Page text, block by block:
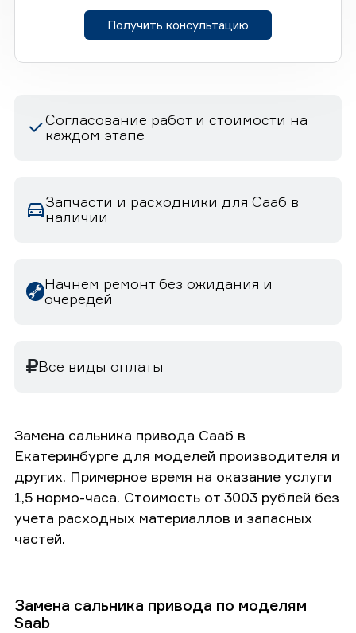
Получить консультацию
Согласование работ и стоимости на
каждом этапе
Запчасти и расходники для Сааб в
наличии
Начнем ремонт без ожидания и
очередей
Все виды оплаты
Замена сальника привода Сааб в
Екатеринбурге для моделей производителя и
других. Примерное время на оказание услуги
1,5 нормо-часа. Стоимость от 3003 рублей без
учета расходных материаллов и запасных
частей.
Замена сальника привода по моделям
Saab